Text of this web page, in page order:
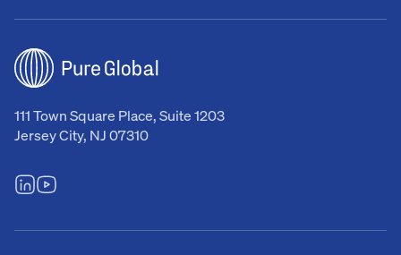
111 Town Square Place, Suite 1203
Jersey City, NJ 07310